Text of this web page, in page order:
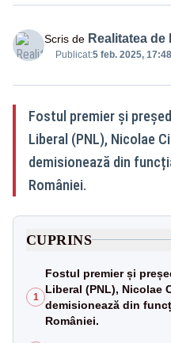
Scris de Realitatea de
Publicat:5 feb. 2025, 17:48
Fostul premier și
Liberal (PNL), Nicolae
demisionează din
României.
CUPRINS
1
Fostul premier și
Liberal (PNL), Nicolae
demisionează din
României.